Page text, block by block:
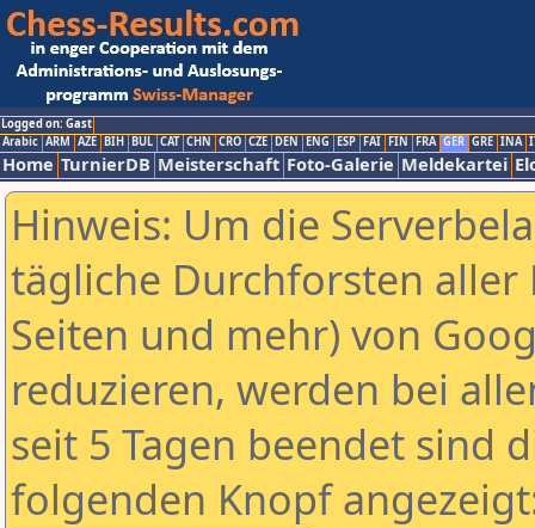
Logged on: Gast
Arabic ARM AZE BIH BUL CAT CHN CRO CZE DEN ENG ESP FAI FIN FRA GER GRE INA
Home TurnierDB Meisterschaft Foto-Galerie Meldekartei
Hinweis: Um die
tägliche Durchforsten aller
Seiten und mehr) von
reduzieren, werden bei
seit 5 Tagen beendet sind
folgenden Knopf